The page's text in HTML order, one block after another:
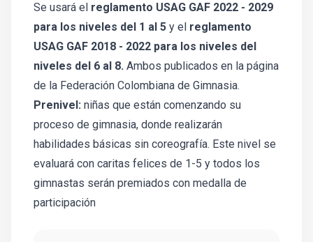
Se usará el reglamento USAG GAF 2022 - 2029
para los niveles del 1 al 5 y el reglamento
USAG GAF 2018 - 2022 para los niveles del
niveles del 6 al 8. Ambos publicados en la página
de la Federación Colombiana de Gimnasia.
Prenivel: niñas que están comenzando su
proceso de gimnasia, donde realizarán
habilidades básicas sin coreografía. Este nivel se
evaluará con caritas felices de 1-5 y todos los
gimnastas serán premiados con medalla de
participación